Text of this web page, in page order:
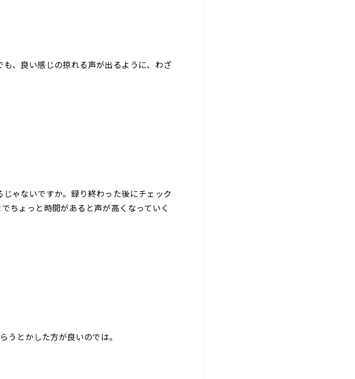
、良い感じの掠れる声が出るように、わざ
ゃないですか。録り終わった後にチェック
ちょっと時間があると声が高くなっていく
うとかした方が良いのでは。